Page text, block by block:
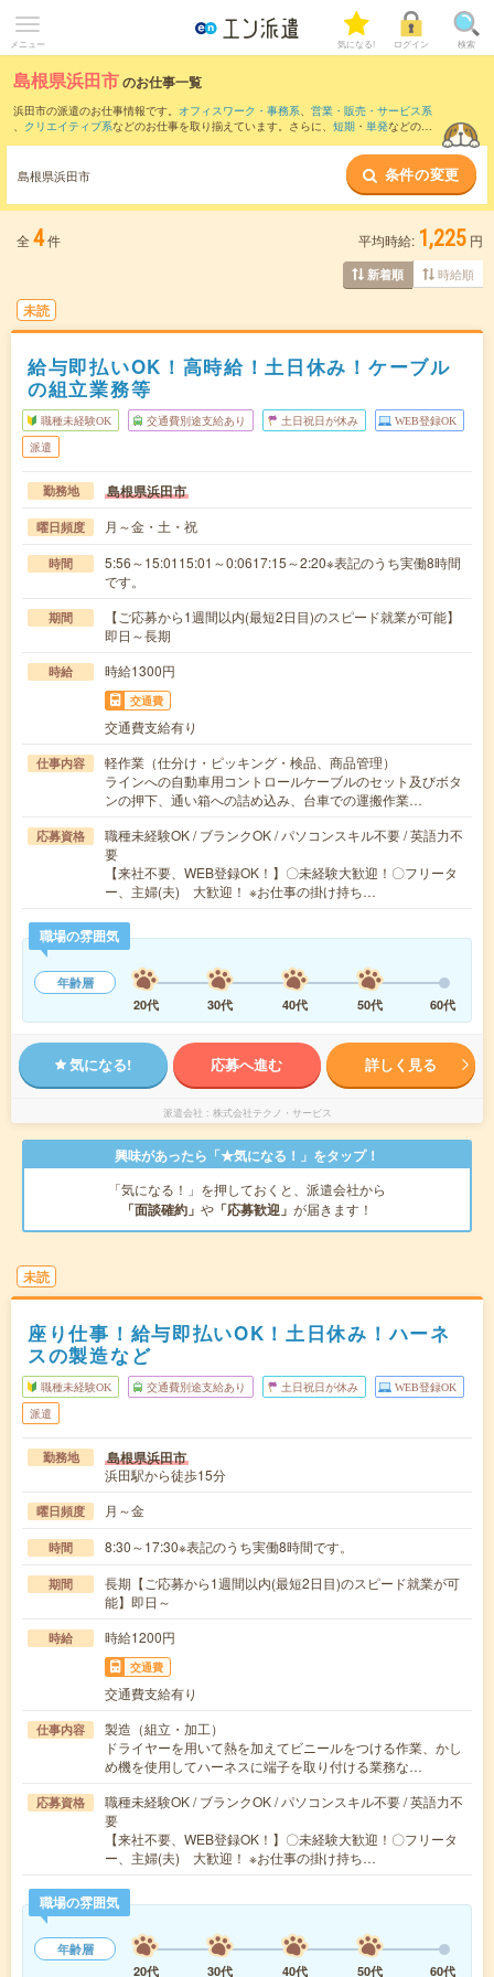
メニュー 気になる! ログイン 検索
島根県浜田市のお仕事一覧
浜田市の派遣のお仕事情報です。 オフィスワーク・事務系、 営業・販売・サービス系
、 クリエイティブ系などのお仕事を取り揃えています。さらに、 短期 ・ 単発などの期
島根県浜田市 条件の変更
全 4件 平均時給: 1,225 円
新着順 時給順
未読
給与即払いOK！高時給！土日休み！ケーブル
の組立業務等
職種未経験OK 交通費別途支給あり 土日祝日が休み WEB登録OK
派遣
勤務地 島根県浜田市
曜日頻度 月～金・土・祝
時間
5:56～15:0115:01～0:0617:15～2:20※表記のうち実働8時間
です。
期間
【ご応募から1週間以内(最短2日目)のスピード就業が可能】
即日～長期
時給 時給1300円
交通費
交通費支給有り
仕事内容
軽作業（仕分け・ピッキング・検品、商品管理）
ラインへの自動車用コントロールケーブルのセット及びボタ
ンの押下、通い箱への詰め込み、台車での運搬作業…
応募資格
職種未経験OK / ブランクOK / パソコンスキル不要 / 英語力不
要
【来社不要、WEB登録OK！】〇未経験大歓迎！〇フリータ
ー、主婦(夫) 大歓迎！ ※お仕事の掛け持ち…
職場の雰囲気
年齢層
20代
30代 40代 50代 60代
気になる! 応募へ進む 詳しく見る
派遣会社 株式会社テクノ・サービス
興味があったら「★気になる！」をタップ！
「気になる！」を押しておくと、派遣会社から
「面談確約」 や 「応募歓迎」 が届きます！
未読
座り仕事！給与即払いOK！土日休み！ハーネ
スの製造など
職種未経験OK 交通費別途支給あり 土日祝日が休み WEB登録OK
派遣
勤務地 島根県浜田市
浜田駅から徒歩15分
曜日頻度 月～金
時間 8:30～17:30※表記のうち実働8時間です。
期間
長期【ご応募から1週間以内(最短2日目)のスピード就業が可
能】即日～
時給 時給1200円
交通費
交通費支給有り
仕事内容
製造（組立・加工）
ドライヤーを用いて熱を加えてビニールをつける作業、かし
め機を使用してハーネスに端子を取り付ける業務な…
応募資格
職種未経験OK / ブランクOK / パソコンスキル不要 / 英語力不
要
【来社不要、WEB登録OK！】〇未経験大歓迎！〇フリータ
ー、主婦(夫) 大歓迎！ ※お仕事の掛け持ち…
職場の雰囲気
年齢層
20代
30代 40代 50代 60代